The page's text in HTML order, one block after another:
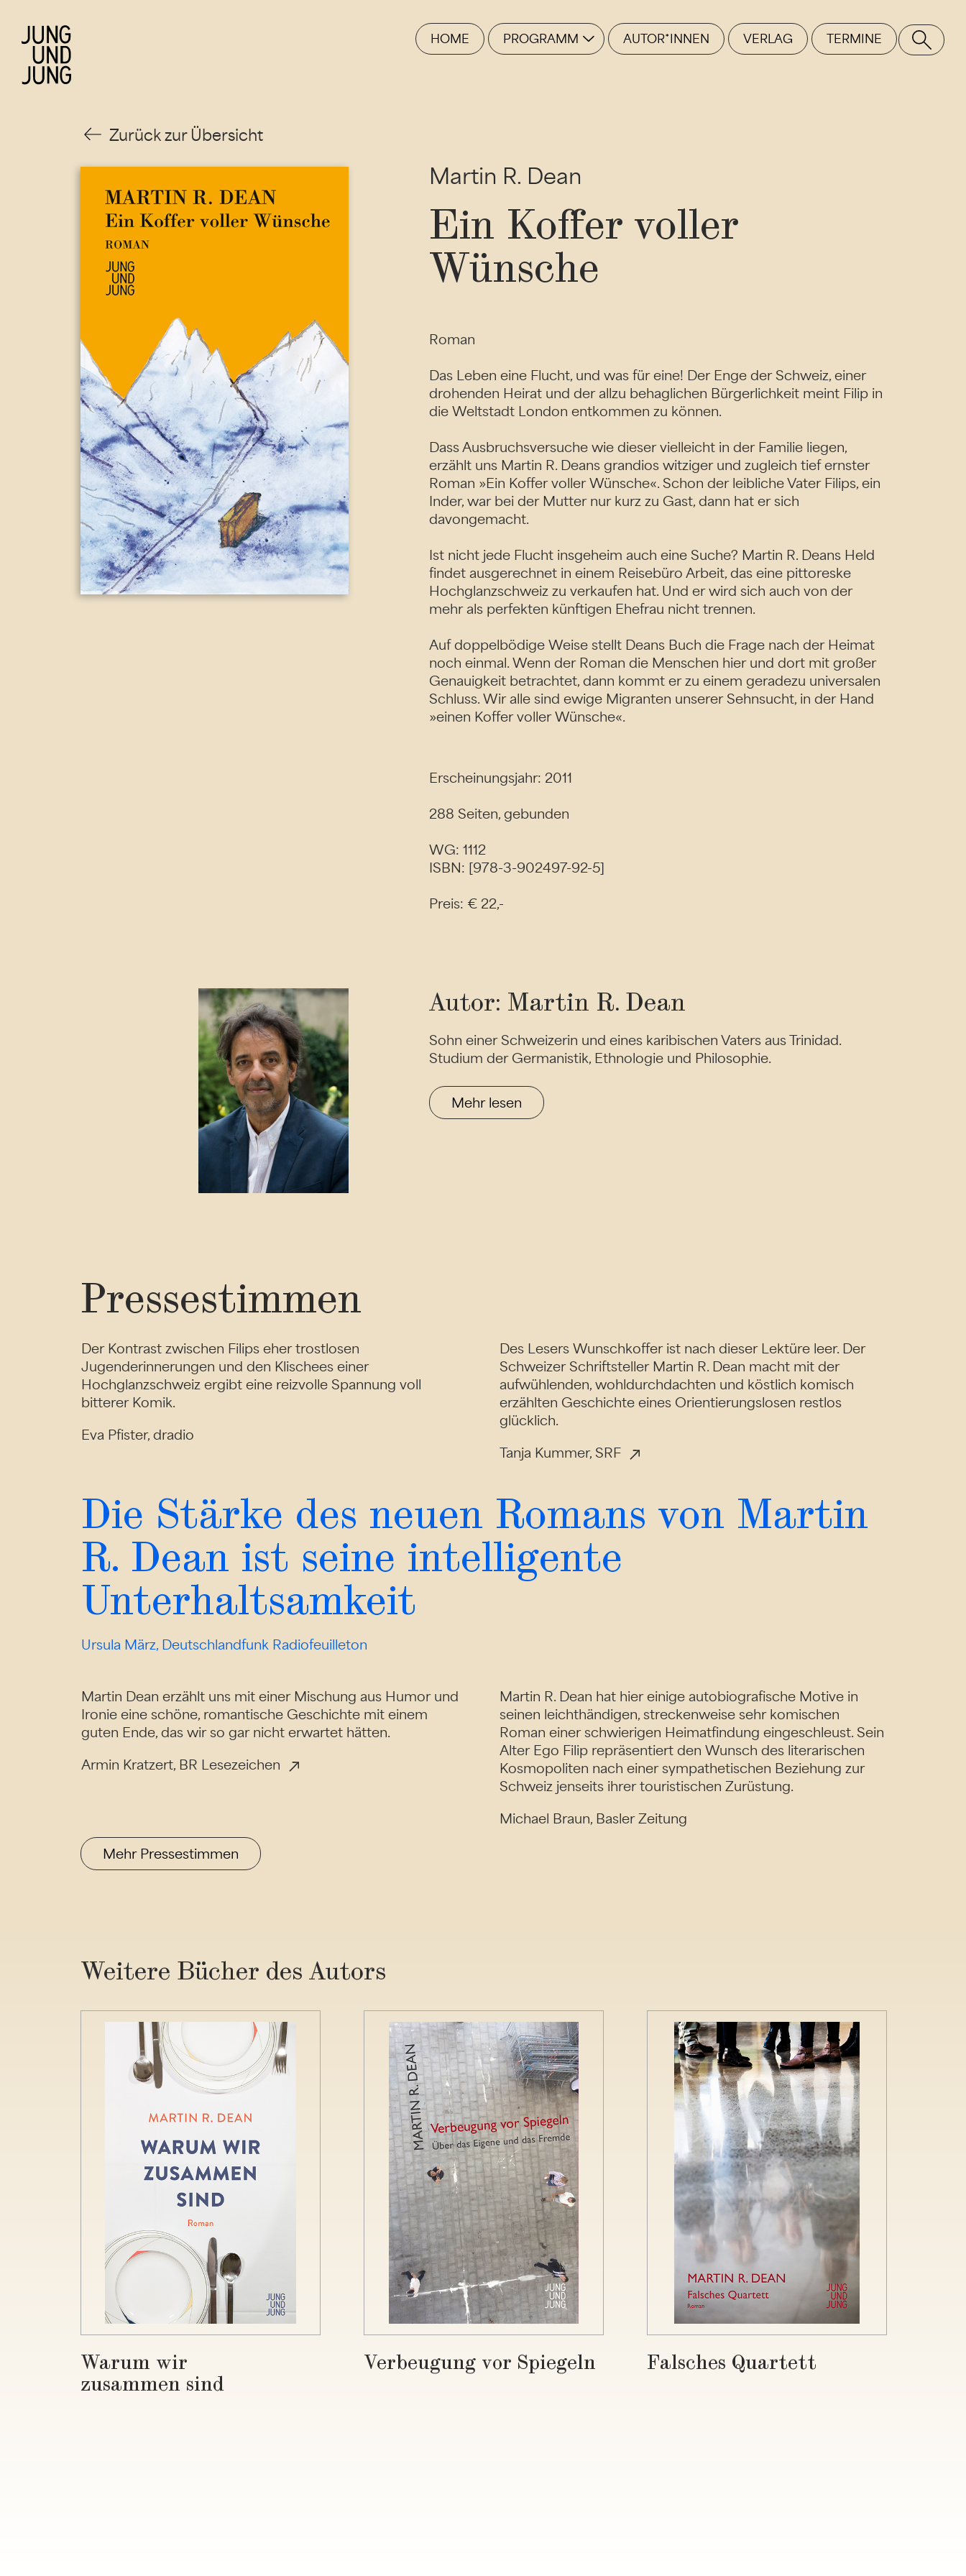
HOME PROGRAMM AUTOR*INNEN VERLAG TERMINE SE
Zurück zur Übersicht
Martin R. Dean
Ein Koffer voller
Wünsche
Roman
Das Leben eine Flucht, und was für eine! Der Enge der Schweiz, einer
drohenden Heirat und der allzu behaglichen Bürgerlichkeit meint Filip in
die Weltstadt London entkommen zu können.
Dass Ausbruchsversuche wie dieser vielleicht in der Familie liegen,
erzählt uns Martin R. Deans grandios witziger und zugleich tief ernster
Roman »Ein Koffer voller Wünsche«. Schon der leibliche Vater Filips, ein
Inder, war bei der Mutter nur kurz zu Gast, dann hat er sich
davongemacht.
Ist nicht jede Flucht insgeheim auch eine Suche? Martin R. Deans Held
findet ausgerechnet in einem Reisebüro Arbeit, das eine pittoreske
Hochglanzschweiz zu verkaufen hat. Und er wird sich auch von der
mehr als perfekten künftigen Ehefrau nicht trennen.
Auf doppelbödige Weise stellt Deans Buch die Frage nach der Heimat
noch einmal. Wenn der Roman die Menschen hier und dort mit großer
Genauigkeit betrachtet, dann kommt er zu einem geradezu universalen
Schluss. Wir alle sind ewige Migranten unserer Sehnsucht, in der Hand
»einen Koffer voller Wünsche«.
Erscheinungsjahr: 2011
288 Seiten, gebunden
WG: 1112
ISBN: [978-3-902497-92-5]
Preis: € 22,-
Autor: Martin R. Dean
Sohn einer Schweizerin und eines karibischen Vaters aus Trinidad.
Studium der Germanistik, Ethnologie und Philosophie.
Mehr lesen
Pressestimmen
Der Kontrast zwischen Filips eher trostlosen
Jugenderinnerungen und den Klischees einer
Hochglanzschweiz ergibt eine reizvolle Spannung voll
bitterer Komik.
Eva Pfister, dradio
Des Lesers Wunschkoffer ist nach dieser Lektüre leer. Der
Schweizer Schriftsteller Martin R. Dean macht mit der
aufwühlenden, wohldurchdachten und köstlich komisch
erzählten Geschichte eines Orientierungslosen restlos
glücklich.
Tanja Kummer, SRF
Die Stärke des neuen Romans von Martin
R. Dean ist seine intelligente
Unterhaltsamkeit
Ursula März, Deutschlandfunk Radiofeuilleton
Martin Dean erzählt uns mit einer Mischung aus Humor und
Ironie eine schöne, romantische Geschichte mit einem
guten Ende, das wir so gar nicht erwartet hätten.
Armin Kratzert, BR Lesezeichen
Martin R. Dean hat hier einige autobiografische Motive in
seinen leichthändigen, streckenweise sehr komischen
Roman einer schwierigen Heimatfindung eingeschleust. Sein
Alter Ego Filip repräsentiert den Wunsch des literarischen
Kosmopoliten nach einer sympathetischen Beziehung zur
Schweiz jenseits ihrer touristischen Zurüstung.
Michael Braun, Basler Zeitung
Mehr Pressestimmen
Weitere Bücher des Autors
Warum wir
zusammen sind
Verbeugung vor Spiegeln Falsches Quartett